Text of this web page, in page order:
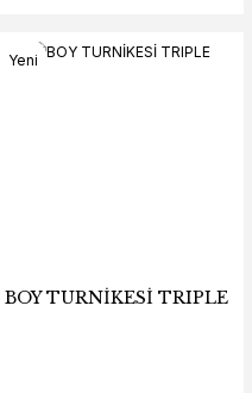
Yeni
BOY TURNİKESİ TRIPLE